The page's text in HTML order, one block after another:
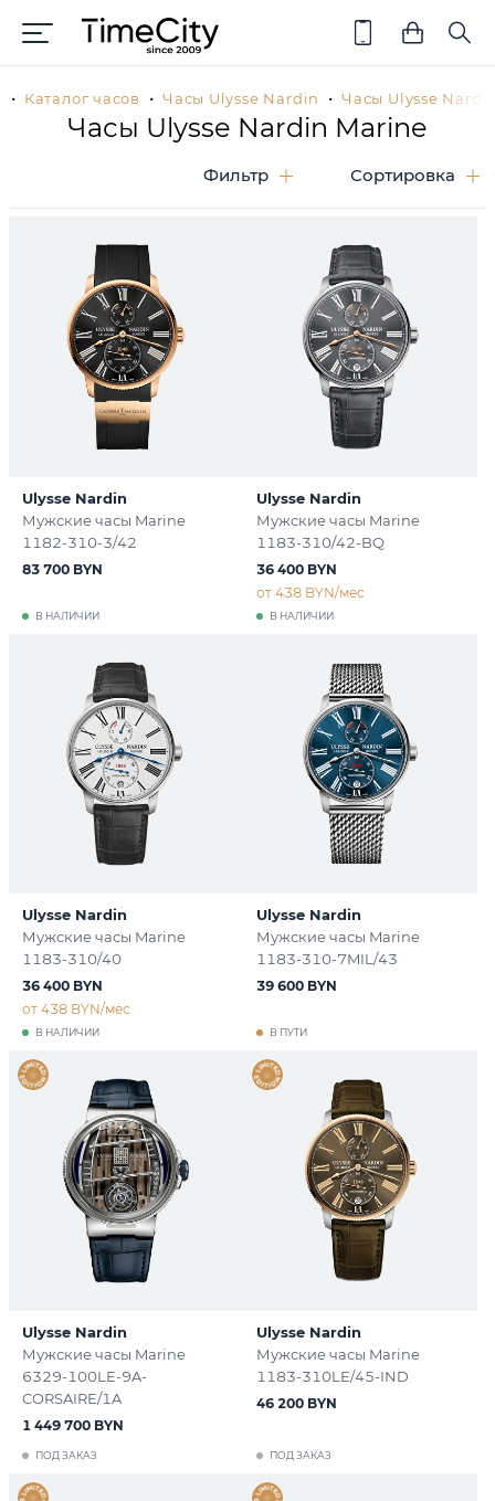
Каталог часов Часы Ulysse Nardin Часы Ulysse
Часы Ulysse Nardin Marine
Фильтр Сортировка
Ulysse Nardin
Мужские часы Marine
1182-310-3/42
В НАЛИЧИИ
83 700 BYN
Ulysse Nardin
Мужские часы Marine
1183-310/42-BQ
В НАЛИЧИИ
36 400 BYN
от 438 BYN/мес
Ulysse Nardin
Мужские часы Marine
1183-310/40
В НАЛИЧИИ
36 400 BYN
от 438 BYN/мес
Ulysse Nardin
Мужские часы Marine
1183-310-7MIL/43
В ПУТИ
39 600 BYN
Ulysse Nardin
Мужские часы Marine
6329-100LE-9A-
CORSAIRE/1A
ПОД ЗАКАЗ
1 449 700 BYN
Ulysse Nardin
Мужские часы Marine
1183-310LE/45-IND
ПОД ЗАКАЗ
46 200 BYN